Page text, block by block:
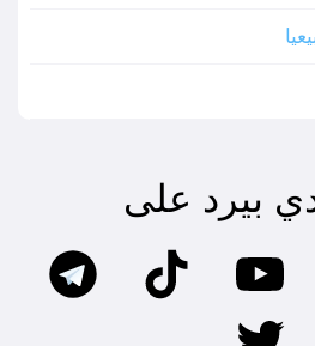
بيرد على